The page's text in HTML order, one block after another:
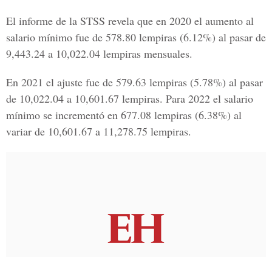
El informe de la STSS revela que en 2020 el aumento al
salario mínimo fue de 578.80 lempiras (6.12%) al pasar de
9,443.24 a 10,022.04 lempiras mensuales.
En 2021 el ajuste fue de 579.63 lempiras (5.78%) al pasar
de 10,022.04 a 10,601.67 lempiras. Para 2022 el salario
mínimo se incrementó en 677.08 lempiras (6.38%) al
variar de 10,601.67 a 11,278.75 lempiras.